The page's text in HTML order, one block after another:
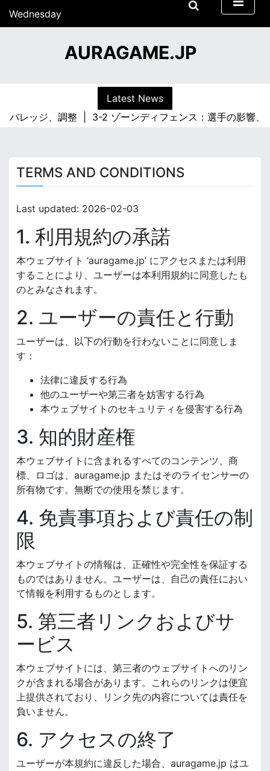
Wednesday
15/07/2026
AURAGAME.JP
Latest News
バレッジ、調整 |
3-2 ゾーンディフェンス：選手の影響、
TERMS AND CONDITIONS
Last updated: 2026-02-03
1. 利用規約の承諾
本ウェブサイト ‘auragame.jp’ にアクセスまたは利用
することにより、ユーザーは本利用規約に同意したも
のとみなされます。
2. ユーザーの責任と行動
ユーザーは、以下の行動を行わないことに同意しま
す：
法律に違反する行為
他のユーザーや第三者を妨害する行為
本ウェブサイトのセキュリティを侵害する行為
3. 知的財産権
本ウェブサイトに含まれるすべてのコンテンツ、商
標、ロゴは、auragame.jp またはそのライセンサーの
所有物です。無断での使用を禁じます。
4. 免責事項および責任の制
限
本ウェブサイトの情報は、正確性や完全性を保証する
ものではありません。ユーザーは、自己の責任におい
て情報を利用するものとします。
5. 第三者リンクおよびサ
ービス
本ウェブサイトには、第三者のウェブサイトへのリン
クが含まれる場合があります。これらのリンクは便宜
上提供されており、リンク先の内容については責任を
負いません。
6. アクセスの終了
ユーザーが本規約に違反した場合、auragame.jp はユ